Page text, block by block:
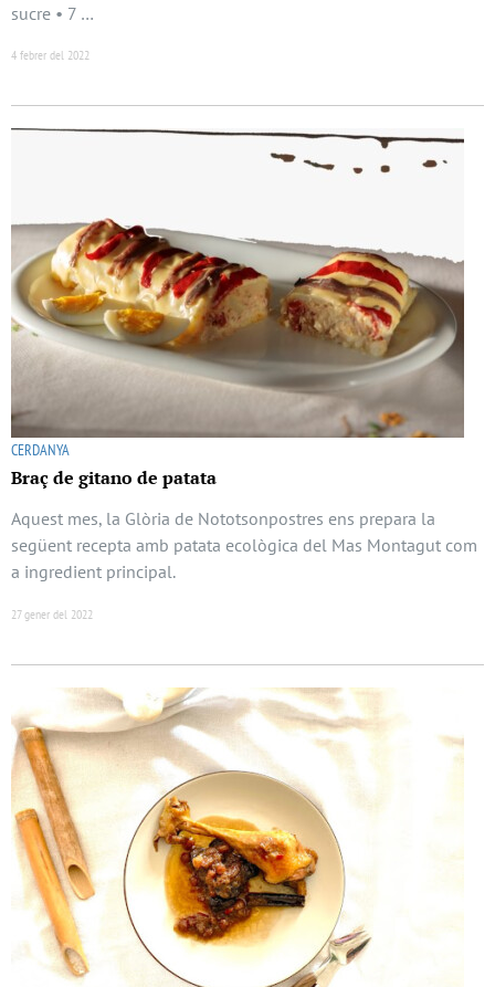
sucre • 7 …
4 febrer del 2022
CERDANYA
Braç de gitano de patata
Aquest mes, la Glòria de Nototsonpostres ens prepara la
següent recepta amb patata ecològica del Mas Montagut com
a ingredient principal.
27 gener del 2022